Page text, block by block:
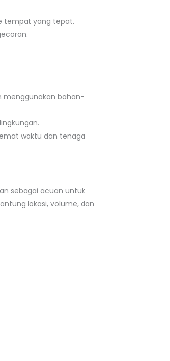
tempat yang tepat.
menggunakan bahan-
waktu dan tenaga
sebagai acuan untuk
lokasi, volume, dan